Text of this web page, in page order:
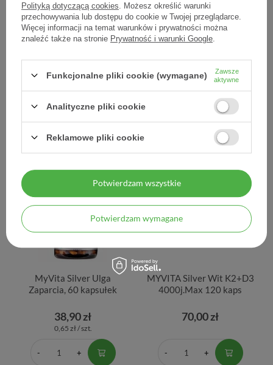
MYVITA Silver Lukrecja
250 mg 60 kaps
38,90 zł
0,65 zł / szt.
MYVITA Silver Ulga
Zaparcia 30 kaps
27,60 zł
0,92 zł / szt.
MyVita Silver Ulga
Zaparcia, 60 kapsułek
38,90 zł
0,65 zł / szt.
MYVITA Silver Wit K2+D3
4000j.Max 120 kaps
70,00 zł
Polityką dotyczącą cookies . Możesz określić warunki
przechowywania lub dostępu do cookie w Twojej przeglądarce.
Więcej informacji na temat warunków i prywatności można
znaleźć także na stronie Prywatność i warunki Google
Funkcjonalne pliki cookie (wymagane)
Zawsze
aktywne
Analityczne pliki cookie
Reklamowe pliki cookie
Potwierdzam wymagane
Potwierdzam wszystkie